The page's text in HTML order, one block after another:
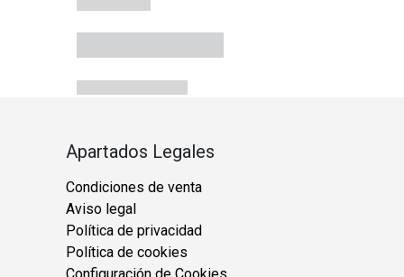
Apartados Legales
Condiciones de venta
Aviso legal
Política de privacidad
Política de cookies